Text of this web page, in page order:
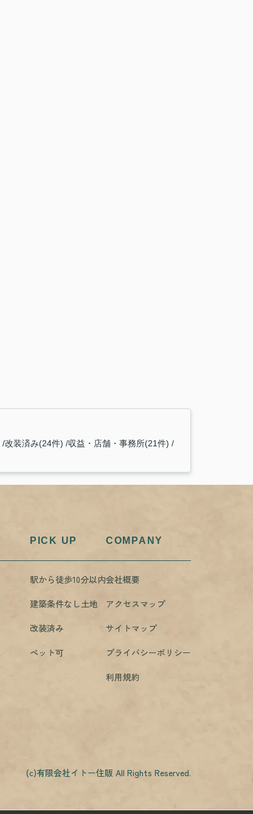
改装済み(24件)
収益・店舗・事務所(21件)
PICK UP
駅から徒歩10分以内
建築条件なし土地
改装済み
ペット可
COMPANY
会社概要
アクセスマップ
サイトマップ
プライバシーポリシー
利用規約
(c)有限会社イトー住販 All Rights Reserved.